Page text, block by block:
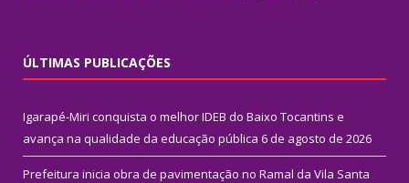
ÚLTIMAS PUBLICAÇÕES
Igarapé-Miri conquista o melhor IDEB do Baixo Tocantins e
avança na qualidade da educação pública 6 de agosto de 2026
Prefeitura inicia obra de pavimentação no Ramal da Vila Santa